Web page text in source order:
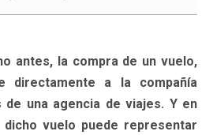
antes, la compra de un vuelo,
directamente a la compañía
una agencia de viajes. Y en
vuelo puede representar